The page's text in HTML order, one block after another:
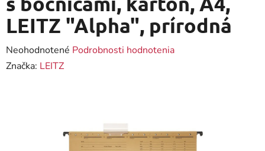
LEITZ "Alpha", prírodná
Priemerné
hodnotenie
Neohodnotené Podrobnosti hodnotenia
Značka: LEITZ